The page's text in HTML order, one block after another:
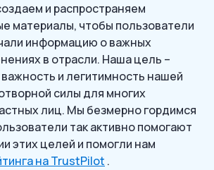
и распространяем
материалы, чтобы пользователи
информацию о важных
в отрасли. Наша цель –
и легитимность нашей
силы для многих
лиц. Мы безмерно гордимся
так активно помогают
этих целей и помогли нам
на TrustPilot .